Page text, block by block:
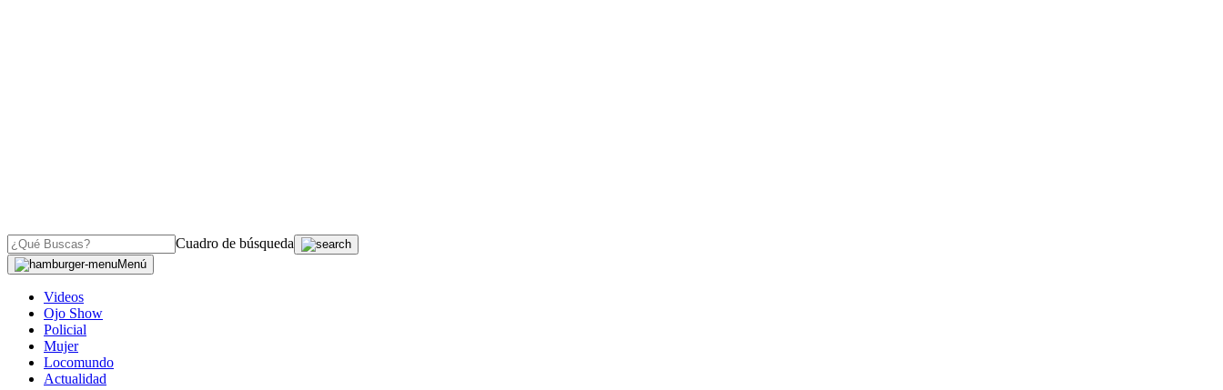
Cuadro de búsqueda
Menú
Videos
Ojo Show
Policial
Mujer
Locomundo
Actualidad